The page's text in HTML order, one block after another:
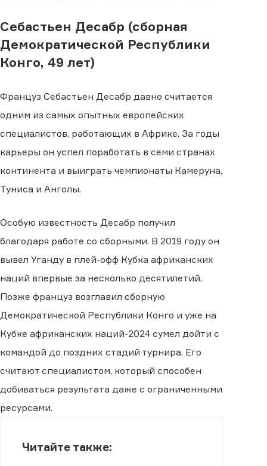
Себастьен Десабр (сборная
Демократической Республики
Конго, 49 лет)
Француз Себастьен Десабр давно считается
одним из самых опытных европейских
специалистов, работающих в Африке. За годы
карьеры он успел поработать в семи странах
континента и выиграть чемпионаты Камеруна,
Туниса и Анголы.
Особую известность Десабр получил
благодаря работе со сборными. В 2019 году он
вывел Уганду в плей-офф Кубка африканских
наций впервые за несколько десятилетий.
Позже француз возглавил сборную
Демократической Республики Конго и уже на
Кубке африканских наций-2024 сумел дойти с
командой до поздних стадий турнира. Его
считают специалистом, который способен
добиваться результата даже с ограниченными
ресурсами.
Читайте также: